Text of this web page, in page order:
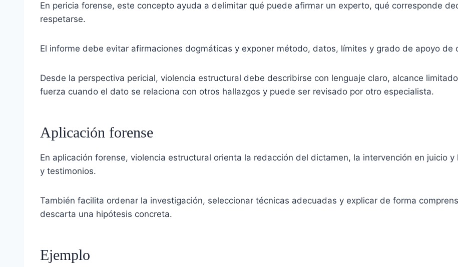
En pericia forense, este concepto ayuda a delimitar qué puede afirmar un experto, qué corresponde
respetarse.
El informe debe evitar afirmaciones dogmáticas y exponer método, datos, límites y grado de apoyo de
Desde la perspectiva pericial, violencia estructural debe describirse con lenguaje claro, alcance
fuerza cuando el dato se relaciona con otros hallazgos y puede ser revisado por otro especialista.
Aplicación forense
En aplicación forense, violencia estructural orienta la redacción del dictamen, la intervención en juicio
y testimonios.
También facilita ordenar la investigación, seleccionar técnicas adecuadas y explicar de forma
descarta una hipótesis concreta.
Ejemplo